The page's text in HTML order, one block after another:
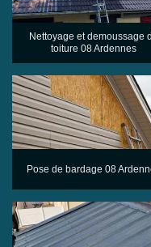
Nettoyage et demoussage
toiture 08 Ardennes
Pose de bardage 08